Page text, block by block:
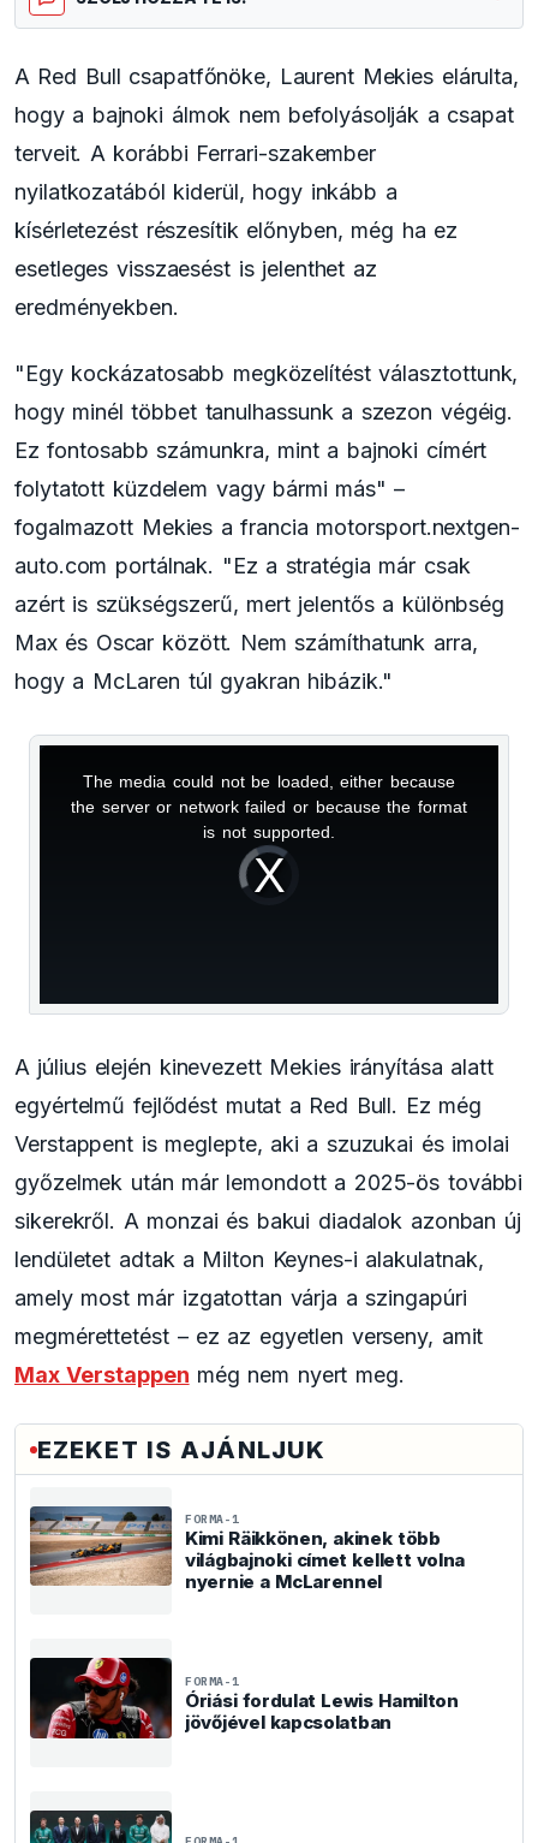
A Red Bull csapatfőnöke, Laurent Mekies elárulta,
hogy a bajnoki álmok nem befolyásolják a csapat
terveit. A korábbi Ferrari-szakember
nyilatkozatából kiderül, hogy inkább a
kísérletezést részesítik előnyben, még ha ez
esetleges visszaesést is jelenthet az
eredményekben.
"Egy kockázatosabb megközelítést választottunk,
hogy minél többet tanulhassunk a szezon végéig.
Ez fontosabb számunkra, mint a bajnoki címért
folytatott küzdelem vagy bármi más" –
fogalmazott Mekies a francia motorsport.nextgen-
auto.com portálnak. "Ez a stratégia már csak
azért is szükségszerű, mert jelentős a különbség
Max és Oscar között. Nem számíthatunk arra,
hogy a McLaren túl gyakran hibázik."
Video
Player
is
loading.
The media could not be loaded, either because
the server or network failed or because the format
is not supported.
A július elején kinevezett Mekies irányítása alatt
egyértelmű fejlődést mutat a Red Bull. Ez még
Verstappent is meglepte, aki a szuzukai és imolai
győzelmek után már lemondott a 2025-ös további
sikerekről. A monzai és bakui diadalok azonban új
lendületet adtak a Milton Keynes-i alakulatnak,
amely most már izgatottan várja a szingapúri
megmérettetést – ez az egyetlen verseny, amit
Max Verstappen még nem nyert meg.
EZEKET IS AJÁNLJUK
FORMA-1
Kimi Räikkönen, akinek több
világbajnoki címet kellett volna
nyernie a McLarennel
FORMA-1
Óriási fordulat Lewis Hamilton
jövőjével kapcsolatban